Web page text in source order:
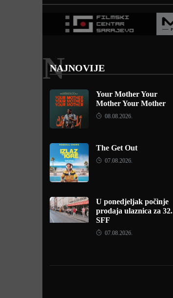
NAJNOVIJE
N
Your Mother Your
Mother Your Mother
08.08.2026.
The Get Out
07.08.2026.
U ponedjeljak počinje
prodaja ulaznica za 32.
SFF
07.08.2026.